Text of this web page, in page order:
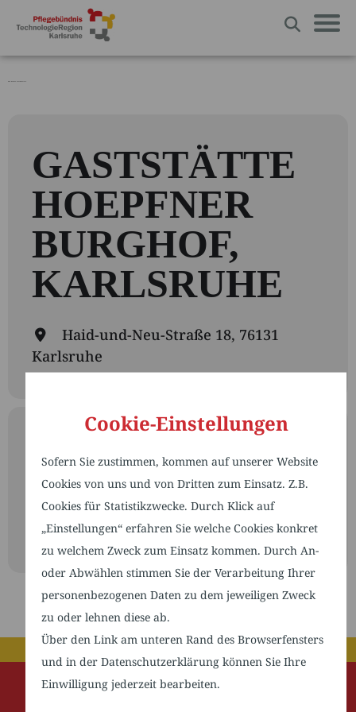
Cookie-Einstellungen
Sofern Sie zustimmen, kommen auf unserer Website
Cookies von uns und von Dritten zum Einsatz. Z.B.
Cookies für Statistikzwecke. Durch Klick auf
„Einstellungen“ erfahren Sie welche Cookies konkret
zu welchem Zweck zum Einsatz kommen. Durch An-
oder Abwählen stimmen Sie der Verarbeitung Ihrer
personenbezogenen Daten zu dem jeweiligen Zweck
zu oder lehnen diese ab.
Über den Link am unteren Rand des Browserfensters
und in der Datenschutzerklärung können Sie Ihre
Einwilligung jederzeit bearbeiten.
GASTSTÄTTE
HOEPFNER
BURGHOF,
KARLSRUHE
Haid-und-Neu-Straße 18, 76131
Karlsruhe
UPCOMING EVENTS
NO EVENTS